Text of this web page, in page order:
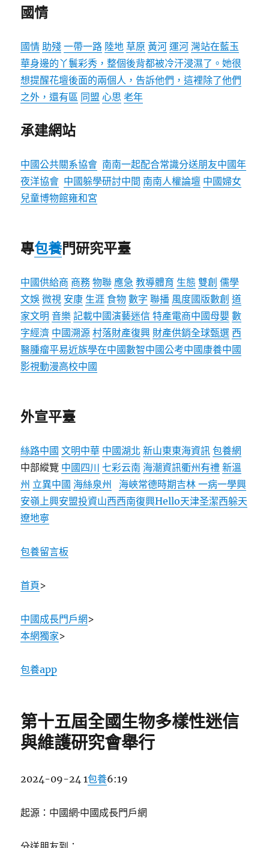
國情
國情 助殘 一帶一路 陸地 草原 黃河 運河 灣站在藍玉
華身邊的丫鬟彩秀，整個後背都被冷汗浸濕了。她很
想提醒花壇後面的兩個人，告訴他們，這裡除了他們
之外，還有區 同盟 心思 老年
承建網站
中國公共關系協會 南南一起配合常識分送朋友中國年
夜洋協會 中國躲學研討中間 南南人權論壇 中國婦女
兒童博物館雍和宮
專包養門研究平臺
中國供給商 商務 物聯 應急 教導體育 生態 雙創 儒學
文娛 微視 安康 生涯 食物 數字 聯播 風度國版數創 道
家文明 音樂 記載中國演藝迷信特產電商中國母嬰 數
字經濟 中國溯源 村落財產復興 財產供銷全球甄選 西
醫腫瘤平易近族學在中國數智中國公考中國康養中國
影視動漫高校中國
外宣平臺
絲路中國 文明中華 中國湖北 新山東東海資訊 包養網
中部縱覽 中國四川 七彩云南 海潮資訊衢州有禮 新溫
州 立異中國 海絲泉州 海峽常德時期吉林一病一學興
安嶺上興安盟投資山西西南復興Hello天津圣潔西躲天
遼地寧
包養留言板
首頁>
中國成長門戶網>
本網獨家>
包養app
第十五屆全國生物多樣性迷信
與維護研究會舉行
2024-09-24 1包養6:19
起源：中國網·中國成長門戶網